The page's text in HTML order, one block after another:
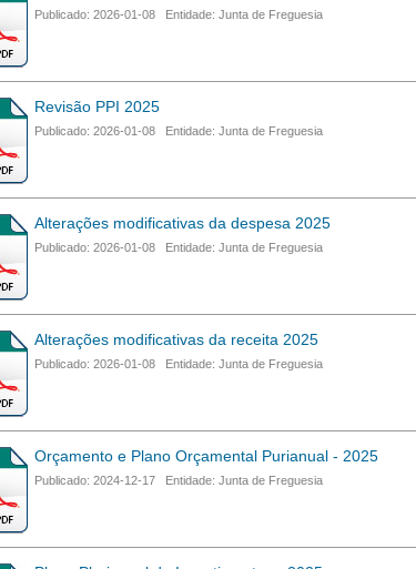
Publicado: 2026-01-08 Entidade: Junta de Freguesia
Revisão PPI 2025
Publicado: 2026-01-08 Entidade: Junta de Freguesia
Alterações modificativas da despesa 2025
Publicado: 2026-01-08 Entidade: Junta de Freguesia
Alterações modificativas da receita 2025
Publicado: 2026-01-08 Entidade: Junta de Freguesia
Orçamento e Plano Orçamental Purianual - 2025
Publicado: 2024-12-17 Entidade: Junta de Freguesia